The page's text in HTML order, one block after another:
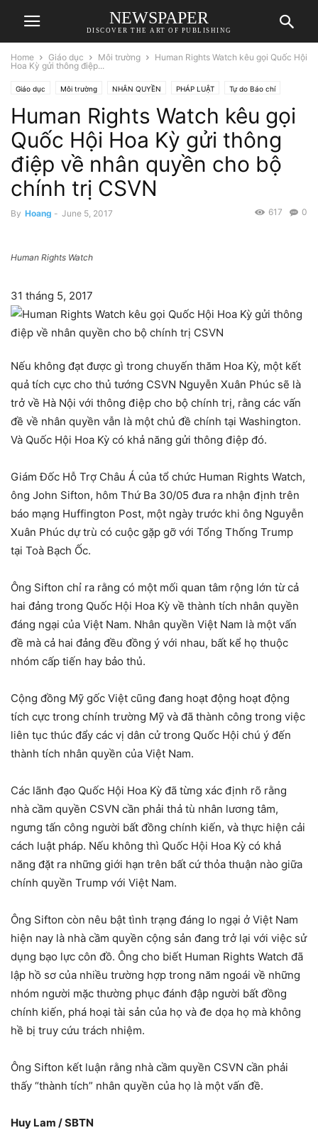
NEWSPAPER
DISCOVER THE ART OF PUBLISHING
Home Giáo dục Môi trường
Human Rights Watch kêu gọi Quốc Hội
Hoa Kỳ gửi thông điệp...
Giáo dục Môi trường NHÂN QUYỀN PHÁP LUẬT Tự do Báo chí
Human Rights Watch kêu gọi
Quốc Hội Hoa Kỳ gửi thông
điệp về nhân quyền cho bộ
chính trị CSVN
By Hoang - June 5, 2017 0
617
Human Rights Watch
31 tháng 5, 2017
Nếu không đạt được gì trong chuyến thăm Hoa Kỳ, một kết
quả tích cực cho thủ tướng CSVN Nguyễn Xuân Phúc sẽ là
trở về Hà Nội với thông điệp cho bộ chính trị, rằng các vấn
đề về nhân quyền vẫn là một chủ đề chính tại Washington.
Và Quốc Hội Hoa Kỳ có khả năng gửi thông điệp đó.
Giám Đốc Hỗ Trợ Châu Á của tổ chức Human Rights Watch,
ông John Sifton, hôm Thứ Ba 30/05 đưa ra nhận định trên
báo mạng Huffington Post, một ngày trước khi ông Nguyễn
Xuân Phúc dự trù có cuộc gặp gỡ với Tổng Thống Trump
tại Toà Bạch Ốc.
Ông Sifton chỉ ra rằng có một mối quan tâm rộng lớn từ cả
hai đảng trong Quốc Hội Hoa Kỳ về thành tích nhân quyền
đáng ngại của Việt Nam. Nhân quyền Việt Nam là một vấn
đề mà cả hai đảng đều đồng ý với nhau, bất kể họ thuộc
nhóm cấp tiến hay bảo thủ.
Cộng đồng Mỹ gốc Việt cũng đang hoạt động hoạt động
tích cực trong chính trường Mỹ và đã thành công trong việc
liên tục thúc đẩy các vị dân cử trong Quốc Hội chú ý đến
thành tích nhân quyền của Việt Nam.
Các lãnh đạo Quốc Hội Hoa Kỳ đã từng xác định rõ rằng
nhà cầm quyền CSVN cần phải thả tù nhân lương tâm,
ngưng tấn công người bất đồng chính kiến, và thực hiện cải
cách luật pháp. Nếu không thì Quốc Hội Hoa Kỳ có khả
năng đặt ra những giới hạn trên bất cứ thỏa thuận nào giữa
chính quyền Trump với Việt Nam.
Ông Sifton còn nêu bật tình trạng đáng lo ngại ở Việt Nam
hiện nay là nhà cầm quyền cộng sản đang trở lại với việc sử
dụng bạo lực côn đồ. Ông cho biết Human Rights Watch đã
lập hồ sơ của nhiều trường hợp trong năm ngoái về những
nhóm người mặc thường phục đánh đập người bất đồng
chính kiến, phá hoại tài sản của họ và đe dọa họ mà không
hề bị truy cứu trách nhiệm.
Ông Sifton kết luận rằng nhà cầm quyền CSVN cần phải
thấy “thành tích” nhân quyền của họ là một vấn đề.
Huy Lam / SBTN